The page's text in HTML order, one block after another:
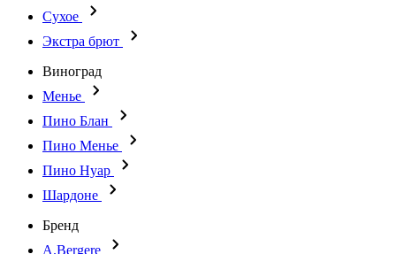
Сухое
Экстра брют
Виноград
Менье
Пино Блан
Пино Менье
Пино Нуар
Шардоне
Бренд
A.Bergere